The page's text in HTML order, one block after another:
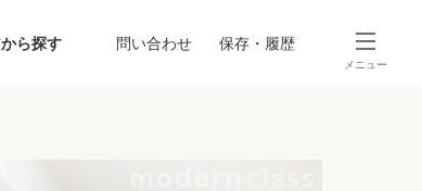
ら探す 問い合わせ 保存・履歴
メニュー